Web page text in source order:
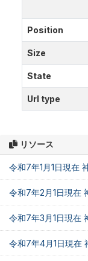
リソース
令和7年1月1日現在
令和7年2月1日現在
令和7年3月1日現在
令和7年4月1日現在
Position
Size
State
Url type